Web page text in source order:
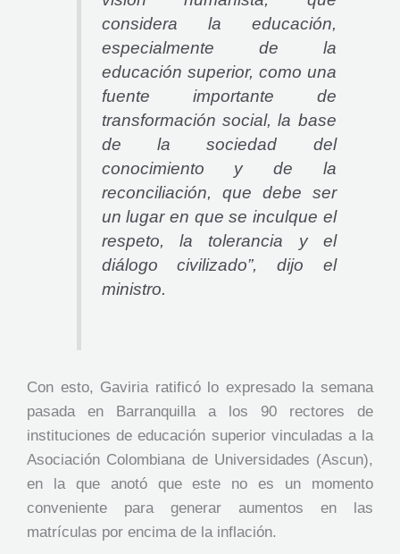
considera la educación,
especialmente de la
educación superior, como una
fuente importante de
transformación social, la base
de la sociedad del
conocimiento y de la
reconciliación, que debe ser
un lugar en que se inculque el
respeto, la tolerancia y el
diálogo civilizado”, dijo el
ministro.
Con esto, Gaviria ratificó lo expresado la semana
pasada en Barranquilla a los 90 rectores de
instituciones de educación superior vinculadas a la
Asociación Colombiana de Universidades (Ascun),
en la que anotó que este no es un momento
conveniente para generar aumentos en las
matrículas por encima de la inflación.